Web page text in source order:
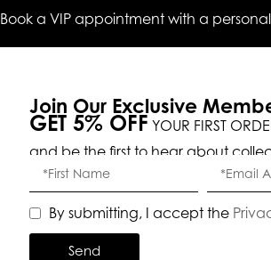
a VIP appointment with a personal
Join Our Exclusive
GET 5% OFF YOUR FIRST
and be the first to hear about
By submitting, I accept the
Send